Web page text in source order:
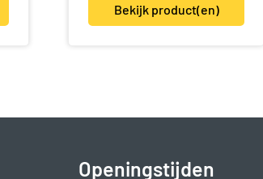
Bekijk product(en)
Openingstijden